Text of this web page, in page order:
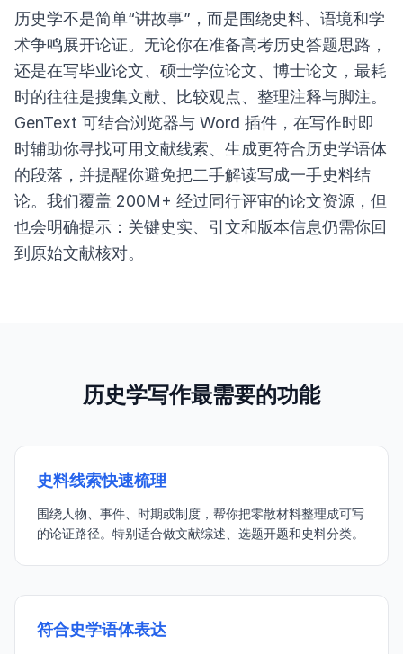
历史学不是简单“讲故事”，而是围绕史料、语境和学
术争鸣展开论证。无论你在准备高考历史答题思路，
还是在写毕业论文、硕士学位论文、博士论文，最耗
时的往往是搜集文献、比较观点、整理注释与脚注。
GenText 可结合浏览器与 Word 插件，在写作时即
时辅助你寻找可用文献线索、生成更符合历史学语体
的段落，并提醒你避免把二手解读写成一手史料结
论。我们覆盖 200M+ 经过同行评审的论文资源，但
也会明确提示：关键史实、引文和版本信息仍需你回
到原始文献核对。
历史学写作最需要的功能
史料线索快速梳理
围绕人物、事件、时期或制度，帮你把零散材料整理成可写
的论证路径。特别适合做文献综述、选题开题和史料分类。
符合史学语体表达